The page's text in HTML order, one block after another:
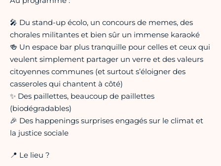
🎤 Du stand-up écolo, un concours de memes, des
chorales militantes et bien sûr un immense karaoké
🍻 Un espace bar plus tranquille pour celles et ceux qui
veulent simplement partager un verre et des valeurs
citoyennes communes (et surtout s’éloigner des
casseroles qui chantent à côté)
✨ Des paillettes, beaucoup de paillettes
(biodégradables)
🎉 Des happenings surprises engagés sur le climat et
la justice sociale
📍 Le lieu ?